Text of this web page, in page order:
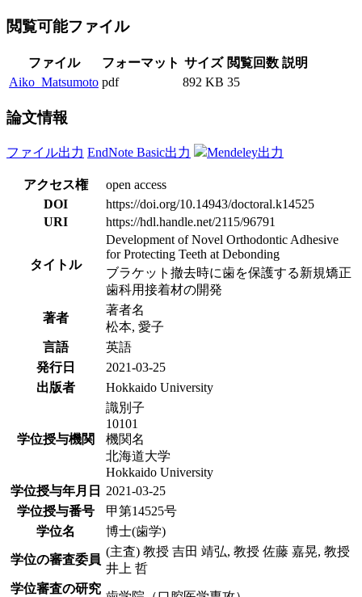
閲覧可能ファイル
ファイル フォーマット サイズ 閲覧回数 説明
Aiko_Matsumoto pdf 892 KB 35
論文情報
ファイル出力 EndNote Basic出力 Mendeley出力
アクセス権
open access
DOI
https://doi.org/10.14943/doctoral.k14525
URI
https://hdl.handle.net/2115/96791
タイトル
Development of Novel Orthodontic Adhesive
for Protecting Teeth at Debonding
ブラケット撤去時に歯を保護する新規矯正
歯科用接着材の開発
著者
著者名
松本, 愛子
言語
英語
発行日
2021-03-25
出版者
Hokkaido University
学位授与機関
識別子
10101
機関名
北海道大学
Hokkaido University
学位授与年月日
2021-03-25
学位授与番号
甲第14525号
学位名
博士(歯学)
学位の審査委員
(主査) 教授 吉田 靖弘, 教授 佐藤 嘉晃, 教授
井上 哲
学位審査の研究